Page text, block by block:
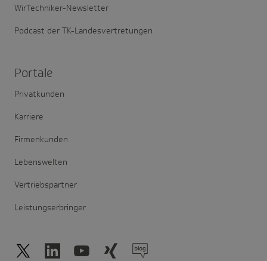
WirTechniker-Newsletter
Podcast der TK-Landesvertretungen
Portale
Privatkunden
Karriere
Firmenkunden
Lebenswelten
Vertriebspartner
Leistungserbringer